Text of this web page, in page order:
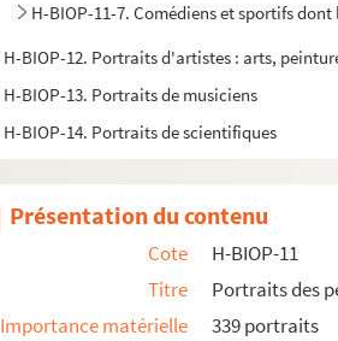
H-BIOP-11-7. Comédiens et sportifs
H-BIOP-12. Portraits d'artistes : arts,
H-BIOP-13. Portraits de musiciens
H-BIOP-14. Portraits de scientifiques
Présentation du contenu
Cote
H-BIOP-11
Titre
Portraits des
Importance matérielle
339 portraits